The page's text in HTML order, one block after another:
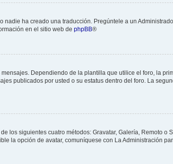
ha creado una traducción. Pregúntele a un
en el sitio web de phpBB®
Dependiendo de la plantilla que utilice el foro, la
publicados por usted o su estatus dentro del foro. La
los siguientes cuatro métodos: Gravatar, Galería, Remoto o
la opción de avatar, comuníquese con La Administración